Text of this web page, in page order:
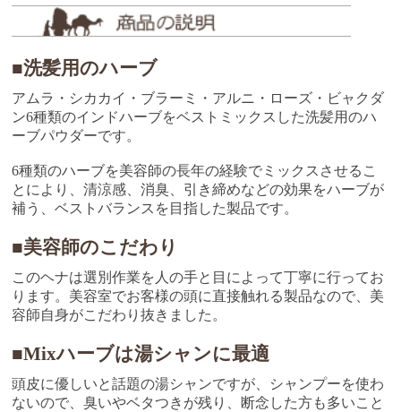
■洗髪用のハーブ
アムラ・シカカイ・ブラーミ・アルニ・ローズ・ビャクダ
ン6種類のインドハーブをベストミックスした洗髪用のハ
ーブパウダーです。
6種類のハーブを美容師の長年の経験でミックスさせるこ
とにより、清涼感、消臭、引き締めなどの効果をハーブが
補う、ベストバランスを目指した製品です。
■美容師のこだわり
このヘナは選別作業を人の手と目によって丁寧に行ってお
ります。美容室でお客様の頭に直接触れる製品なので、美
容師自身がこだわり抜きました。
■Mixハーブは湯シャンに最適
頭皮に優しいと話題の湯シャンですが、シャンプーを使わ
ないので、臭いやベタつきが残り、断念した方も多いこと